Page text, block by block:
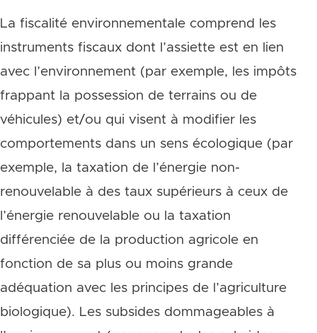
La fiscalité environnementale comprend les
instruments fiscaux dont l’assiette est en lien
avec l’environnement (par exemple, les impôts
frappant la possession de terrains ou de
véhicules) et/ou qui visent à modifier les
comportements dans un sens écologique (par
exemple, la taxation de l’énergie non-
renouvelable à des taux supérieurs à ceux de
l’énergie renouvelable ou la taxation
différenciée de la production agricole en
fonction de sa plus ou moins grande
adéquation avec les principes de l’agriculture
biologique). Les subsides dommageables à